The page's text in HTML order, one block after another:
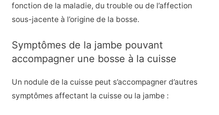
fonction de la maladie, du trouble ou de l’affection
sous-jacente à l’origine de la bosse.
Symptômes de la jambe pouvant
accompagner une bosse à la cuisse
Un nodule de la cuisse peut s’accompagner d’autres
symptômes affectant la cuisse ou la jambe :